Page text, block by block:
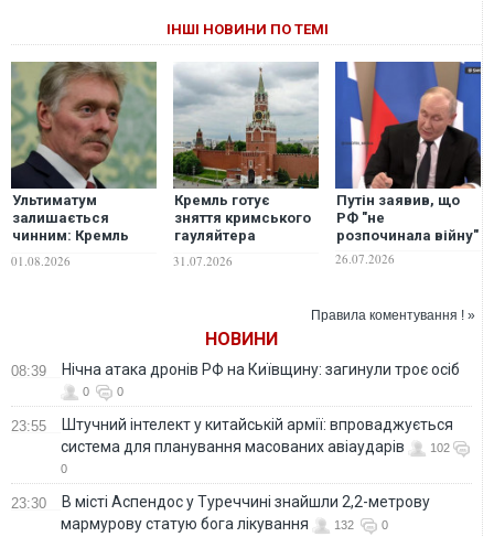
ІНШІ НОВИНИ ПО ТЕМІ
Ультиматум
залишається
чинним: Кремль
пропозиції Марко
01.08.2026
Кремль готує
зняття кримського
гауляйтера
31.07.2026
Путін заявив, що
РФ "не
розпочинала війну"
26.07.2026
Правила коментування ! »
НОВИНИ
08:39 Нічна атака дронів РФ на Київщину: загинули троє осіб
0 0
23:55
Штучний інтелект у китайській армії: впроваджується
система для планування масованих авіаударів
102
0
23:30
В місті Аспендос у Туреччині знайшли 2,2-метрову
мармурову статую бога лікування
132 0